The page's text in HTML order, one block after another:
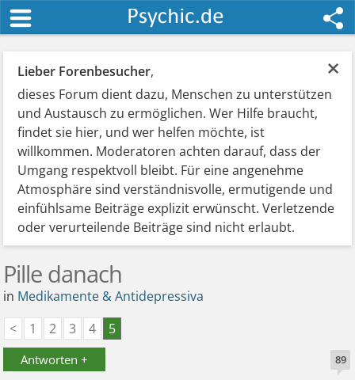
×
Lieber Forenbesucher,
dieses Forum dient dazu, Menschen zu unterstützen
und Austausch zu ermöglichen. Wer Hilfe braucht,
findet sie hier, und wer helfen möchte, ist
willkommen. Moderatoren achten darauf, dass der
Umgang respektvoll bleibt. Für eine angenehme
Atmosphäre sind verständnisvolle, ermutigende und
einfühlsame Beiträge explizit erwünscht. Verletzende
oder verurteilende Beiträge sind nicht erlaubt.
Pille danach
in Medikamente & Antidepressiva
<
1 2 3 4 5
Antworten + 89